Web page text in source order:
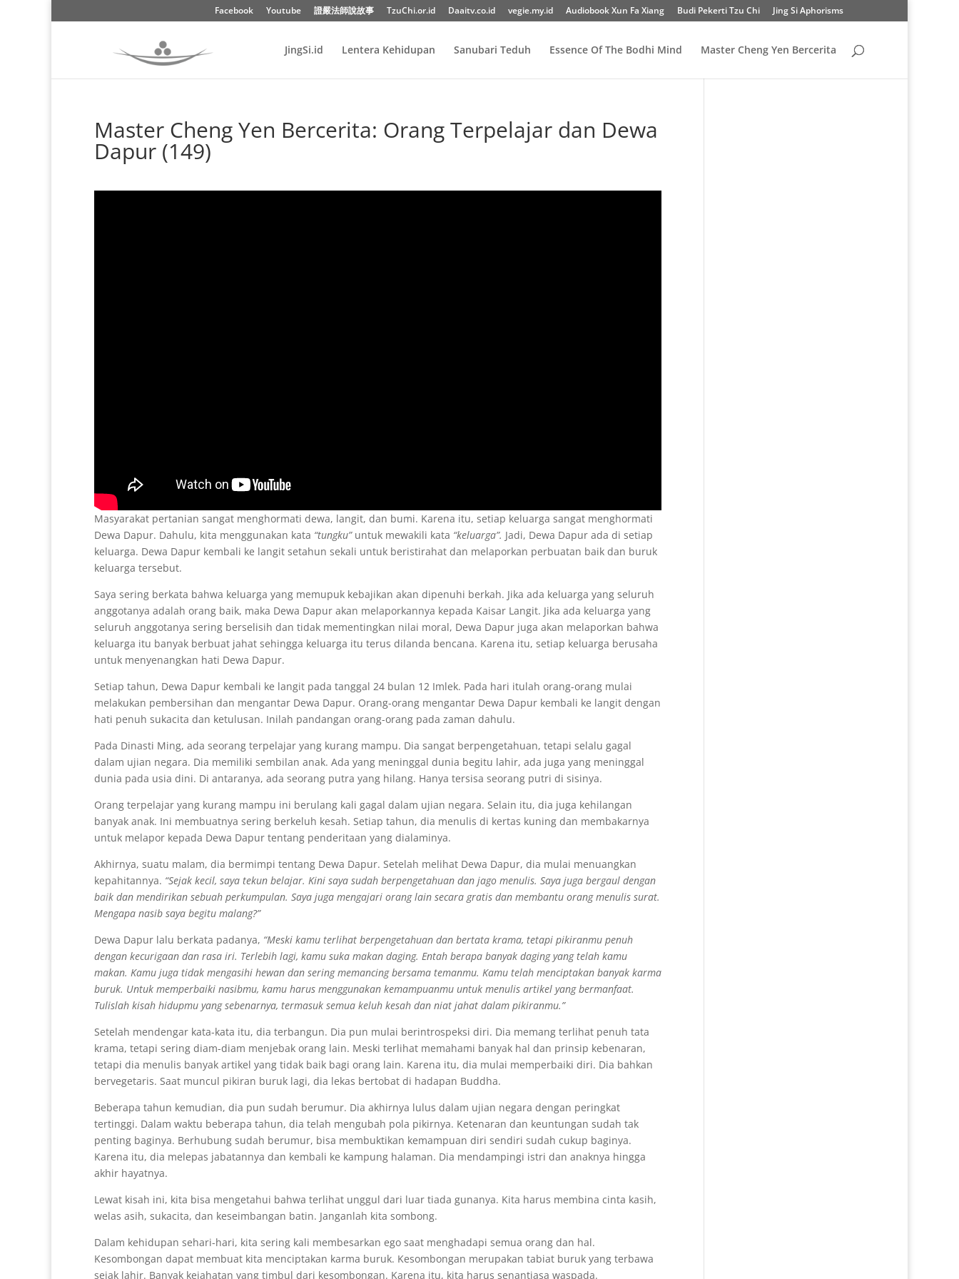
Facebook Youtube 證嚴法師說故事 TzuChi.or.id Daaitv.co.id vegie.my.id Audiobook Xun Fa Xiang Budi Pekerti Tzu Chi Jing Si Aphorisms
JingSi.id Lentera Kehidupan Sanubari Teduh Essence Of The Bodhi Mind Master Cheng Yen Bercerita
Master Cheng Yen Bercerita: Orang Terpelajar dan Dewa
Dapur (149)
Masyarakat pertanian sangat menghormati dewa, langit, dan bumi. Karena itu, setiap keluarga sangat menghormati
Dewa Dapur. Dahulu, kita menggunakan kata “tungku”untuk mewakili kata “keluarga”. Jadi, Dewa Dapur ada di setiap
keluarga. Dewa Dapur kembali ke langit setahun sekali untuk beristirahat dan melaporkan perbuatan baik dan buruk
keluarga tersebut.
Saya sering berkata bahwa keluarga yang memupuk kebajikan akan dipenuhi berkah. Jika ada keluarga yang seluruh
anggotanya adalah orang baik, maka Dewa Dapur akan melaporkannya kepada Kaisar Langit. Jika ada keluarga yang
seluruh anggotanya sering berselisih dan tidak mementingkan nilai moral, Dewa Dapur juga akan melaporkan bahwa
keluarga itu banyak berbuat jahat sehingga keluarga itu terus dilanda bencana. Karena itu, setiap keluarga berusaha
untuk menyenangkan hati Dewa Dapur.
Setiap tahun, Dewa Dapur kembali ke langit pada tanggal 24 bulan 12 Imlek. Pada hari itulah orang-orang mulai
melakukan pembersihan dan mengantar Dewa Dapur. Orang-orang mengantar Dewa Dapur kembali ke langit dengan
hati penuh sukacita dan ketulusan. Inilah pandangan orang-orang pada zaman dahulu.
Pada Dinasti Ming, ada seorang terpelajar yang kurang mampu. Dia sangat berpengetahuan, tetapi selalu gagal
dalam ujian negara. Dia memiliki sembilan anak. Ada yang meninggal dunia begitu lahir, ada juga yang meninggal
dunia pada usia dini. Di antaranya, ada seorang putra yang hilang. Hanya tersisa seorang putri di sisinya.
Orang terpelajar yang kurang mampu ini berulang kali gagal dalam ujian negara. Selain itu, dia juga kehilangan
banyak anak. Ini membuatnya sering berkeluh kesah. Setiap tahun, dia menulis di kertas kuning dan membakarnya
untuk melapor kepada Dewa Dapur tentang penderitaan yang dialaminya.
Akhirnya, suatu malam, dia bermimpi tentang Dewa Dapur. Setelah melihat Dewa Dapur, dia mulai menuangkan
kepahitannya. “Sejak kecil, saya tekun belajar. Kini saya sudah berpengetahuan dan jago menulis. Saya juga bergaul dengan
baik dan mendirikan sebuah perkumpulan. Saya juga mengajari orang lain secara gratis dan membantu orang menulis surat.
Mengapa nasib saya begitu malang?”
Dewa Dapur lalu berkata padanya, “Meski kamu terlihat berpengetahuan dan bertata krama, tetapi pikiranmu penuh
dengan kecurigaan dan rasa iri. Terlebih lagi, kamu suka makan daging. Entah berapa banyak daging yang telah kamu
makan. Kamu juga tidak mengasihi hewan dan sering memancing bersama temanmu. Kamu telah menciptakan banyak karma
buruk. Untuk memperbaiki nasibmu, kamu harus menggunakan kemampuanmu untuk menulis artikel yang bermanfaat.
Tulislah kisah hidupmu yang sebenarnya, termasuk semua keluh kesah dan niat jahat dalam pikiranmu.”
Setelah mendengar kata-kata itu, dia terbangun. Dia pun mulai berintrospeksi diri. Dia memang terlihat penuh tata
krama, tetapi sering diam-diam menjebak orang lain. Meski terlihat memahami banyak hal dan prinsip kebenaran,
tetapi dia menulis banyak artikel yang tidak baik bagi orang lain. Karena itu, dia mulai memperbaiki diri. Dia bahkan
bervegetaris. Saat muncul pikiran buruk lagi, dia lekas bertobat di hadapan Buddha.
Beberapa tahun kemudian, dia pun sudah berumur. Dia akhirnya lulus dalam ujian negara dengan peringkat
tertinggi. Dalam waktu beberapa tahun, dia telah mengubah pola pikirnya. Ketenaran dan keuntungan sudah tak
penting baginya. Berhubung sudah berumur, bisa membuktikan kemampuan diri sendiri sudah cukup baginya.
Karena itu, dia melepas jabatannya dan kembali ke kampung halaman. Dia mendampingi istri dan anaknya hingga
akhir hayatnya.
Lewat kisah ini, kita bisa mengetahui bahwa terlihat unggul dari luar tiada gunanya. Kita harus membina cinta kasih,
welas asih, sukacita, dan keseimbangan batin. Janganlah kita sombong.
Dalam kehidupan sehari-hari, kita sering kali membesarkan ego saat menghadapi semua orang dan hal.
Kesombongan dapat membuat kita menciptakan karma buruk. Kesombongan merupakan tabiat buruk yang terbawa
sejak lahir. Banyak kejahatan yang timbul dari kesombongan. Karena itu, kita harus senantiasa waspada.